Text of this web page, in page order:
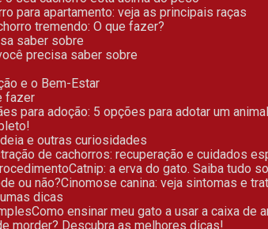
para apartamento: veja as principais raças
tremendo: O que fazer?
saber sobre
precisa saber sobre
e o Bem-Estar
fazer
para adoção: 5 opções para adotar um
e outras curiosidades
de cachorros: recuperação e cuidados
Catnip: a erva do gato. Saiba tudo
ou não? Cinomose canina: veja sintomas e
dicas
Como ensinar meu gato a usar a caixa de
morder? Descubra as melhores dicas!